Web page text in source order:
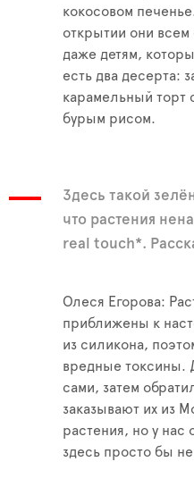
кокосовом
открытии они
даже детям,
есть два десерта:
карамельный торт
бурым рисом.
Здесь такой
что растения
real touch*.
Олеся Егорова:
приближены к
из силикона,
вредные токсины.
сами, затем
заказывают их из
растения, но у нас
здесь просто бы